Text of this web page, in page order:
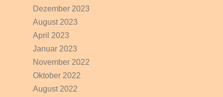
Dezember 2023
August 2023
April 2023
Januar 2023
November 2022
Oktober 2022
August 2022